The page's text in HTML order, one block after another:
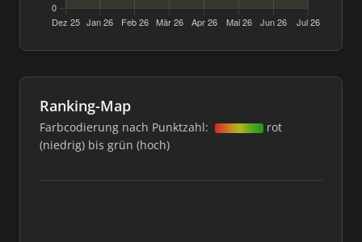
Ranking-Map
Farbcodierung nach Punktzahl:
rot
(niedrig) bis grün (hoch)